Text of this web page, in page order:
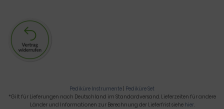
Pediküre Instrumente | Pediküre Set
*Gilt für Lieferungen nach Deutschland im Standardversand. Lieferzeiten für andere
Länder und Informationen zur Berechnung der Lieferfrist siehe hier.